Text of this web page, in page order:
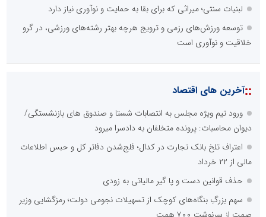
لبنیات سنتی؛ میراثی که برای بقا به حمایت و نوآوری نیاز دارد
توسعه ورزش‌های رزمی و ترویج هرچه بهتر رشته‌های ورزشی، در گرو
خلاقیت و نوآوری است
::آخرین های اقتصاد
ورود تیم ویژه مجلس به انتصابات شستا و صندوق های بازنشستگی/
دیوان محاسبات: پرونده متخلفان به دادسرا میرود
اعتراف تلخ بانک تجارت در کدال؛ فلج‌شدن دفاتر کل و حبس اطلاعات
مالی از ۲۲ خرداد
حذف قوانین دست و پا گیر مالیاتی به زودی
سهم بزرگِ بنگاه‌های کوچک از تسهیلات نجومی دولت؛ رمزگشایی وزیر